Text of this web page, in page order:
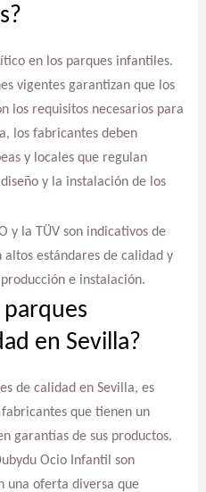
en los parques infantiles.
vigentes garantizan que los
los requisitos necesarios para
los fabricantes deben
y locales que regulan
y la instalación de los
y la TÜV son indicativos de
estándares de calidad y
e instalación.
en Sevilla?
de calidad en Sevilla, es
que tienen un
garantías de sus productos.
Ocio Infantil son
una oferta diversa que